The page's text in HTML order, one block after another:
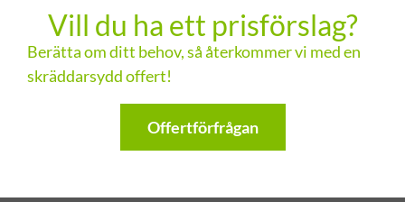
Vill du ha ett prisförslag?
Berätta om ditt behov, så återkommer vi med en
skräddarsydd offert!
Offertförfrågan